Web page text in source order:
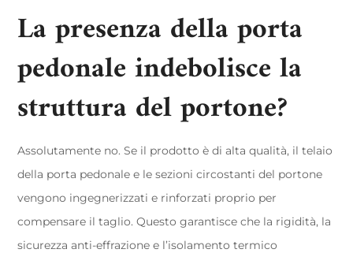
La presenza della porta
pedonale indebolisce la
struttura del portone?
Assolutamente no. Se il prodotto è di alta qualità, il telaio
della porta pedonale e le sezioni circostanti del portone
vengono ingegnerizzati e rinforzati proprio per
compensare il taglio. Questo garantisce che la rigidità, la
sicurezza anti-effrazione e l’isolamento termico